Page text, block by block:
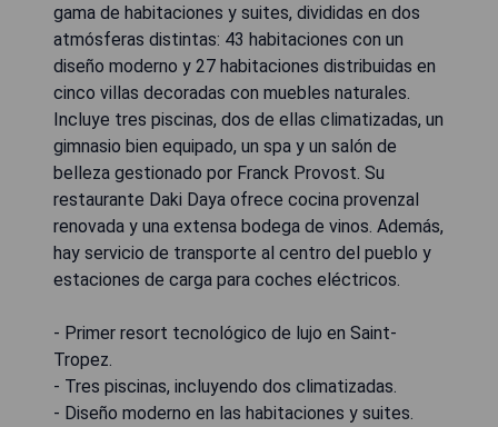
gama de habitaciones y suites, divididas en dos
atmósferas distintas: 43 habitaciones con un
diseño moderno y 27 habitaciones distribuidas en
cinco villas decoradas con muebles naturales.
Incluye tres piscinas, dos de ellas climatizadas, un
gimnasio bien equipado, un spa y un salón de
belleza gestionado por Franck Provost. Su
restaurante Daki Daya ofrece cocina provenzal
renovada y una extensa bodega de vinos. Además,
hay servicio de transporte al centro del pueblo y
estaciones de carga para coches eléctricos.
- Primer resort tecnológico de lujo en Saint-
Tropez.
- Tres piscinas, incluyendo dos climatizadas.
- Diseño moderno en las habitaciones y suites.